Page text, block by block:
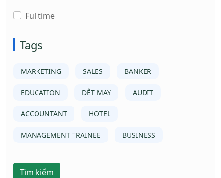
Fulltime
Tags
MARKETING SALES BANKER
EDUCATION DỆT MAY AUDIT
ACCOUNTANT HOTEL
MANAGEMENT TRAINEE BUSINESS
Tìm kiếm